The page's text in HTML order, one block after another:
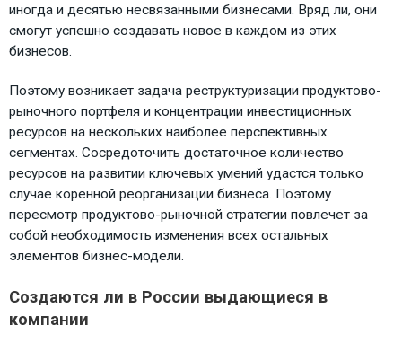
иногда и десятью несвязанными бизнесами. Вряд ли, они
смогут успешно создавать новое в каждом из этих
бизнесов.
Поэтому возникает задача реструктуризации продуктово-
рыночного портфеля и концентрации инвестиционных
ресурсов на нескольких наиболее перспективных
сегментах. Сосредоточить достаточное количество
ресурсов на развитии ключевых умений удастся только
случае коренной реорганизации бизнеса. Поэтому
пересмотр продуктово-рыночной стратегии повлечет за
собой необходимость изменения всех остальных
элементов бизнес-модели.
Создаются ли в России выдающиеся в
компании